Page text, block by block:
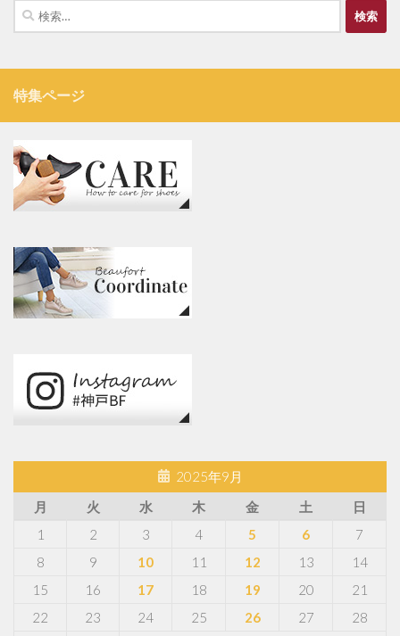
検
索:
特集ページ
2025年9月
月
火 水 木 金 土
日
1
2 3 4 5 6
7
8
9 10 11 12 13
14
15
16 17 18 19 20
21
22
23 24 25 26 27
28